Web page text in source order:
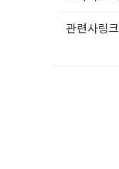
관련사링크